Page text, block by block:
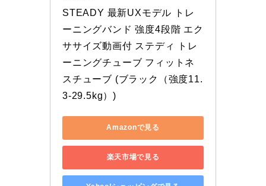
STEADY 最新UXモデル トレ
ーニングバンド 強度4段階 エク
ササイズ動画付 ステディ トレ
ーニングチューブ フィットネ
スチューブ (ブラック（強度11.
3-29.5kg）)
Amazonで見る
楽天市場で見る